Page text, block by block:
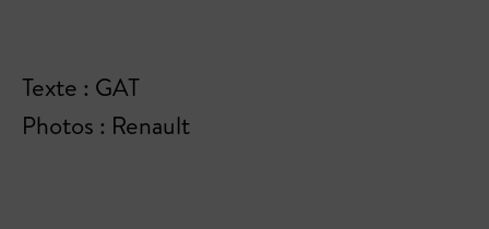
Texte : GAT
Photos : Renault